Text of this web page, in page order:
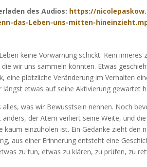
des Audios: https://
das-Leben-uns-mitten-
keine Vorwarnung schickt. Kein inneres
wir uns sammeln könnten. Etwas
eine plötzliche Veränderung im Verhalten
etwas auf seine Aktivierung gewartet
was wir Bewusstsein nennen. Noch
der Atem verliert seine Weite, und
kaum einzuholen ist. Ein Gedanke zieht den
aus einer Erinnerung entsteht eine
zu tun, etwas zu klären, zu prüfen, zu